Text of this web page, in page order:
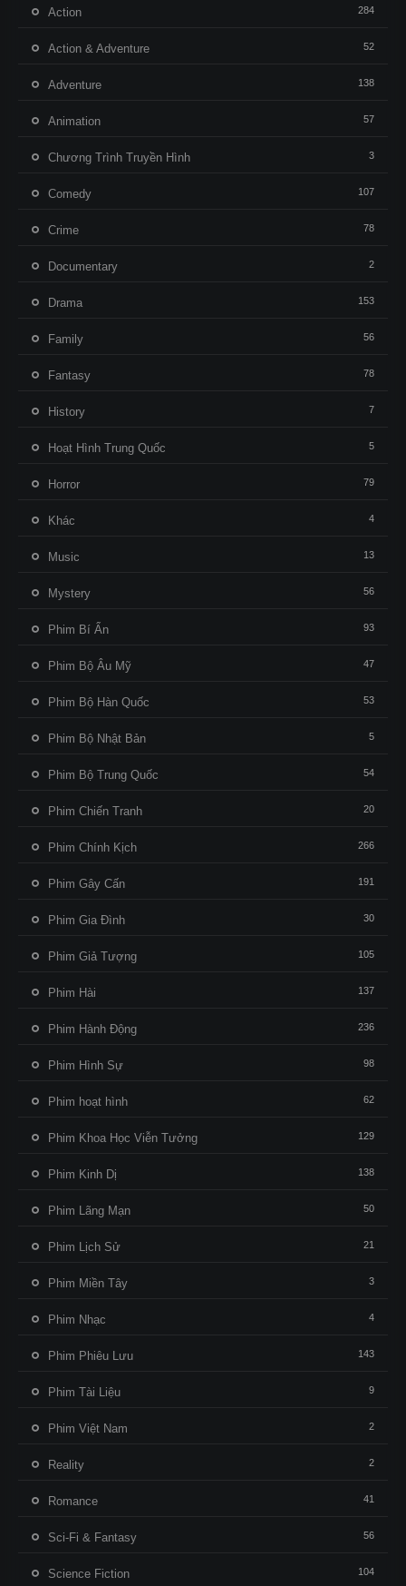
Action 284
Action & Adventure 52
Adventure 138
Animation 57
Chương Trình Truyền Hình 3
Comedy 107
Crime 78
Documentary 2
Drama 153
Family 56
Fantasy 78
History 7
Hoạt Hình Trung Quốc 5
Horror 79
Khác 4
Music 13
Mystery 56
Phim Bí Ẩn 93
Phim Bộ Âu Mỹ 47
Phim Bộ Hàn Quốc 53
Phim Bộ Nhật Bản 5
Phim Bộ Trung Quốc 54
Phim Chiến Tranh 20
Phim Chính Kịch 266
Phim Gây Cấn 191
Phim Gia Đình 30
Phim Giả Tượng 105
Phim Hài 137
Phim Hành Động 236
Phim Hình Sự 98
Phim hoạt hình 62
Phim Khoa Học Viễn Tưởng 129
Phim Kinh Dị 138
Phim Lãng Mạn 50
Phim Lịch Sử 21
Phim Miền Tây 3
Phim Nhạc 4
Phim Phiêu Lưu 143
Phim Tài Liệu 9
Phim Việt Nam 2
Reality 2
Romance 41
Sci-Fi & Fantasy 56
Science Fiction 104